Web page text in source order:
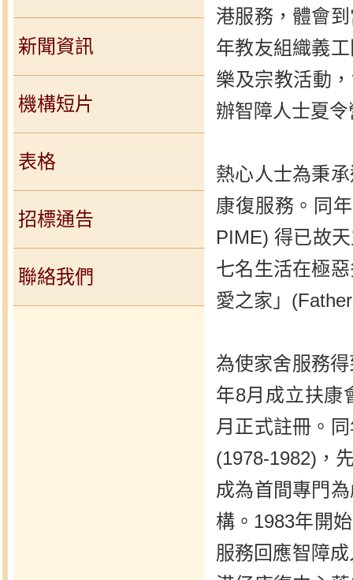
新聞資訊
機構短片
表格
招標通告
聯絡我們
港服務，體會
年教友組織義
樂及宗教活動
辦智障人士夏
熱心人士為秉
康復服務。同
PIME) 得已故
七名生活在極
愛之家」
為使家舍服務
年8月成立扶康
月正式註冊。
(1978-1982)，
成為首間專門
構。1983年開
服務回應智障